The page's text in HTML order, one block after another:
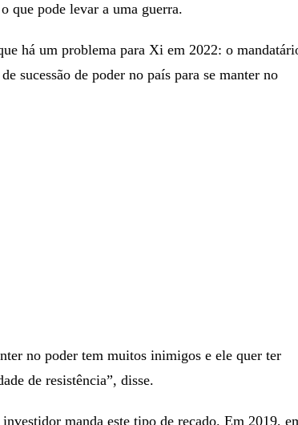
que pode levar a uma guerra.
há um problema para Xi em 2022: o
sucessão de poder no país para se manter no
no poder tem muitos inimigos e ele quer ter
de resistência”, disse.
manda este tipo de recado. Em 2019,